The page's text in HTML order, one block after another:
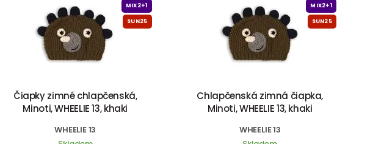
MIX2+1
SUN25
Čiapky zimné chlapčenská,
Minoti, WHEELIE 13, khaki
WHEELIE 13
MIX2+1
SUN25
Chlapčenská zimná čiapka,
Minoti, WHEELIE 13, khaki
WHEELIE 13